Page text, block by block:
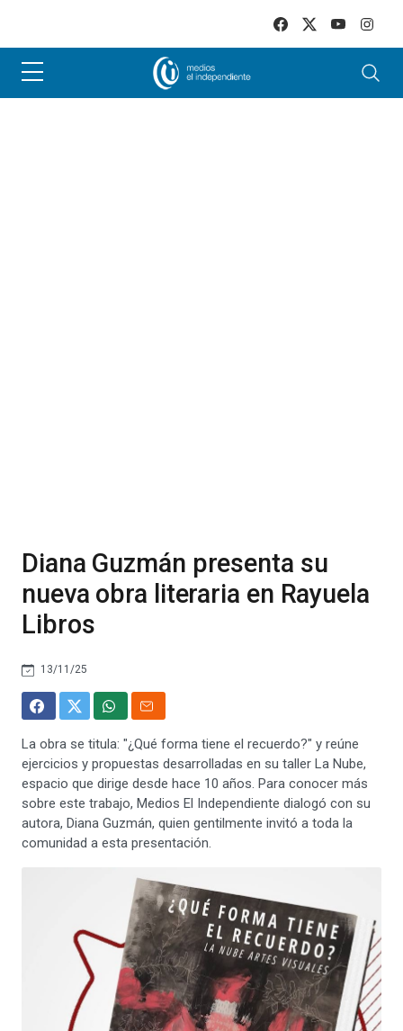
Diana Guzmán presenta su
nueva obra literaria en Rayuela
Libros
13/11/25
La obra se titula: "¿Qué forma tiene el recuerdo?" y reúne
ejercicios y propuestas desarrolladas en su taller La Nube,
espacio que dirige desde hace 10 años. Para conocer más
sobre este trabajo, Medios El Independiente dialogó con su
autora, Diana Guzmán, quien gentilmente invitó a toda la
comunidad a esta presentación.